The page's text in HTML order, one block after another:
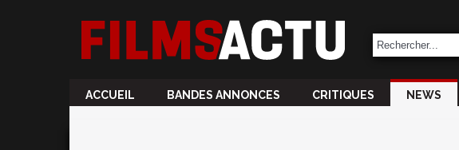
ACCUEIL BANDES ANNONCES CRITIQUES NEWS